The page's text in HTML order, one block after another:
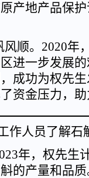
产地产品保
顺。2020年
进一步发展
成功为权先
资金压力，
作人员了解
年，权先生
的产量和品